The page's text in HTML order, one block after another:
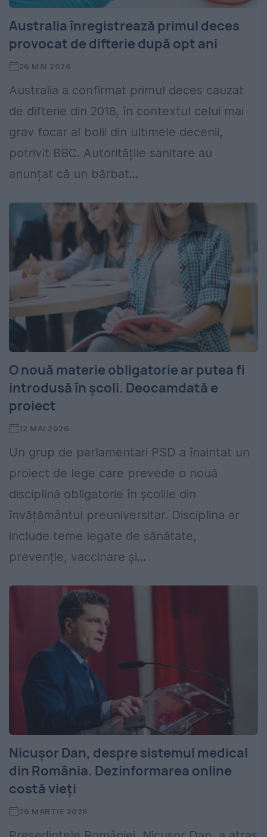
Australia înregistrează primul deces
provocat de difterie după opt ani
26 MAI 2026
Australia a confirmat primul deces cauzat
de difterie din 2018, în contextul celui mai
grav focar al bolii din ultimele decenii,
potrivit BBC. Autoritățile sanitare au
anunțat că un bărbat...
O nouă materie obligatorie ar putea fi
introdusă în școli. Deocamdată e
proiect
12 MAI 2026
Un grup de parlamentari PSD a înaintat un
proiect de lege care prevede o nouă
disciplină obligatorie în școlile din
învățământul preuniversitar. Disciplina ar
include teme legate de sănătate,
prevenție, vaccinare și...
Nicușor Dan, despre sistemul medical
din România. Dezinformarea online
costă vieți
26 MARTIE 2026